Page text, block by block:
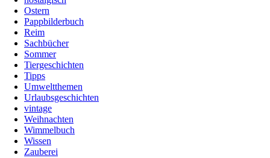
Ostern
Pappbilderbuch
Reim
Sachbücher
Sommer
Tiergeschichten
Tipps
Umweltthemen
Urlaubsgeschichten
vintage
Weihnachten
Wimmelbuch
Wissen
Zauberei